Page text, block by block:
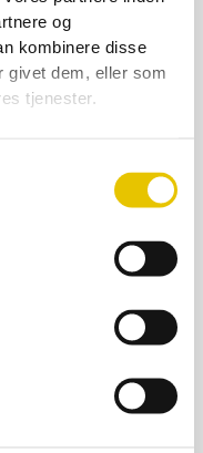
og
kombinere disse
givet dem, eller som
tjenester.